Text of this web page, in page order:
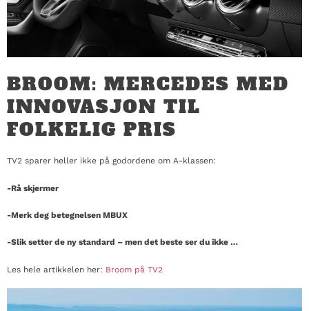
BROOM: MERCEDES MED
INNOVASJON TIL
FOLKELIG PRIS
TV2 sparer heller ikke på godordene om A-klassen:
-Rå skjermer
-Merk deg betegnelsen MBUX
-Slik setter de ny standard – men det beste ser du ikke …
Les hele artikkelen her: Broom på TV2